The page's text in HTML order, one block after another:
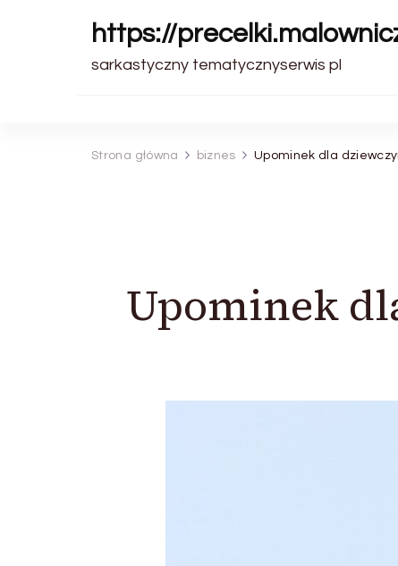
https://
sarkastyczny tematycznyserwis pl
Strona główna biznes Upominek dla
Upominek